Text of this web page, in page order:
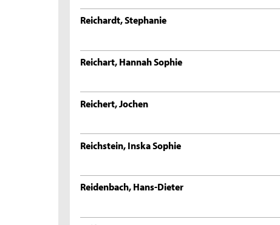
Reichardt, Stephanie
Reichart, Hannah Sophie
Reichert, Jochen
Reichstein, Inska Sophie
Reidenbach, Hans-Dieter